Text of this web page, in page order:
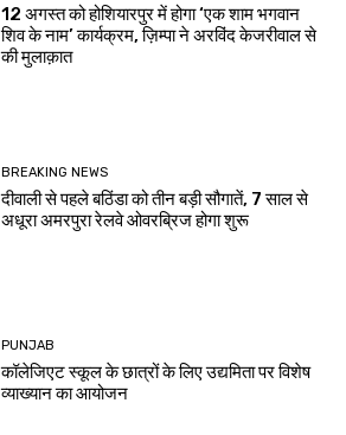
12 अगस्त को होशियारपुर में होगा ‘एक शाम भगवान
शिव के नाम’ कार्यक्रम, ज़िम्पा ने अरविंद केजरीवाल से
की मुलाक़ात
BREAKING NEWS
दीवाली से पहले बठिंडा को तीन बड़ी सौगातें, 7 साल से
अधूरा अमरपुरा रेलवे ओवरब्रिज होगा शुरू
PUNJAB
कॉलेजिएट स्कूल के छात्रों के लिए उद्यमिता पर विशेष
व्याख्यान का आयोजन